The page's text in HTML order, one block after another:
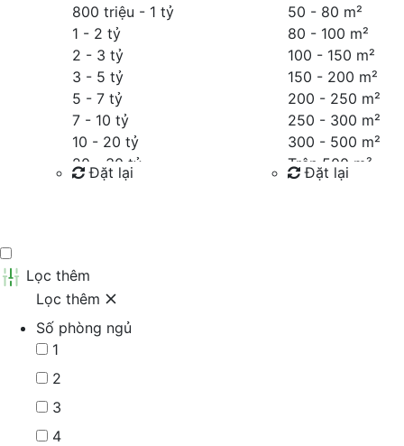
800 triệu - 1 tỷ
1 - 2 tỷ
2 - 3 tỷ
3 - 5 tỷ
5 - 7 tỷ
7 - 10 tỷ
10 - 20 tỷ
20 - 30 tỷ
30 - 40 tỷ
Đặt lại
50 - 80 m²
80 - 100 m²
100 - 150 m²
150 - 200 m²
200 - 250 m²
250 - 300 m²
300 - 500 m²
Trên 500 m²
Đặt lại
Lọc thêm
Lọc thêm
Số phòng ngủ
1
2
3
4